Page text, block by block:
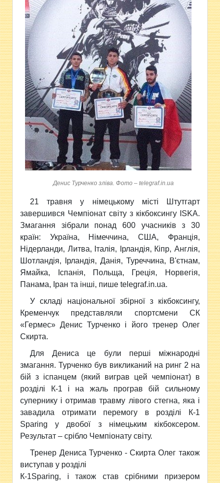
Денис Турченко зліва. Фото – telegraf.in.ua
21 травня у німецькому місті Штутгарт
завершився Чемпіонат світу з кікбоксингу ISKA.
Змагання зібрали понад 600 учасників з 30
країн: Україна, Німеччина, США, Франція,
Нідерланди, Литва, Італія, Ірландія, Кіпр, Англія,
Шотландія, Ірландія, Данія, Туреччина, В'єтнам,
Ямайка, Іспанія, Польща, Греція, Норвегія,
Панама, Іран та інші, пише telegraf.in.ua.
У складі національної збірної з кікбоксингу,
Кременчук представляли спортсмени СК
«Гермес» Денис Турченко і його тренер Олег
Скирта.
Для Дениса це були перші міжнародні
змагання. Турченко був викликаний на ринг 2 на
бій з іспанцем (який виграв цей чемпіонат) в
розділі К-1 і на жаль програв бій сильному
супернику і отримав травму лівого стегна, яка і
завадила отримати перемогу в розділі К-1
Sparing у двобої з німецьким кікбоксером.
Результат – срібло Чемпіонату світу.
Тренер Дениса Турченко - Скирта Олег також
виступав у розділі
К-1Sparing, і також став срібними призером